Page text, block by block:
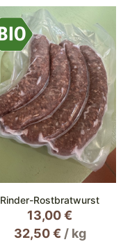
Rinder-Rostbratwurst
13,00€
32,50€ / kg